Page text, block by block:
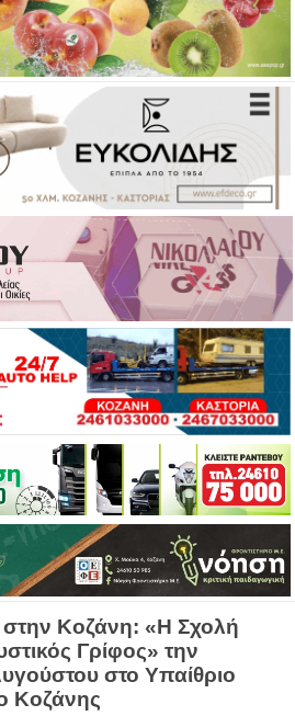
Κοζάνη: «Η Σχολή
Γρίφος» την
στο Υπαίθριο
Κοζάνης